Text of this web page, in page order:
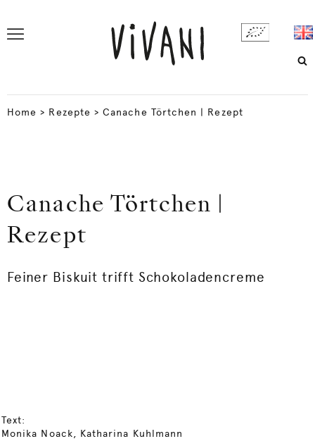
Home > Rezepte >Canache Törtchen | Rezept
Canache Törtchen |
Rezept
Feiner Biskuit trifft Schokoladencreme
Text:
Monika Noack, Katharina Kuhlmann